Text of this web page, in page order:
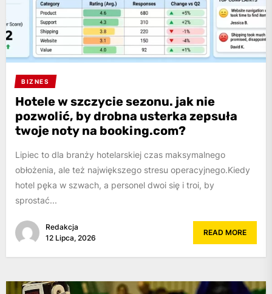
BIZNES
Hotele w szczycie sezonu. jak nie
pozwolić, by drobna usterka zepsuła
twoje noty na booking.com?
Lipiec to dla branży hotelarskiej czas maksymalnego
obłożenia, ale też największego stresu operacyjnego.Kiedy
hotel pęka w szwach, a personel dwoi się i troi, by
sprostać...
Redakcja
12 Lipca, 2026
READ MORE